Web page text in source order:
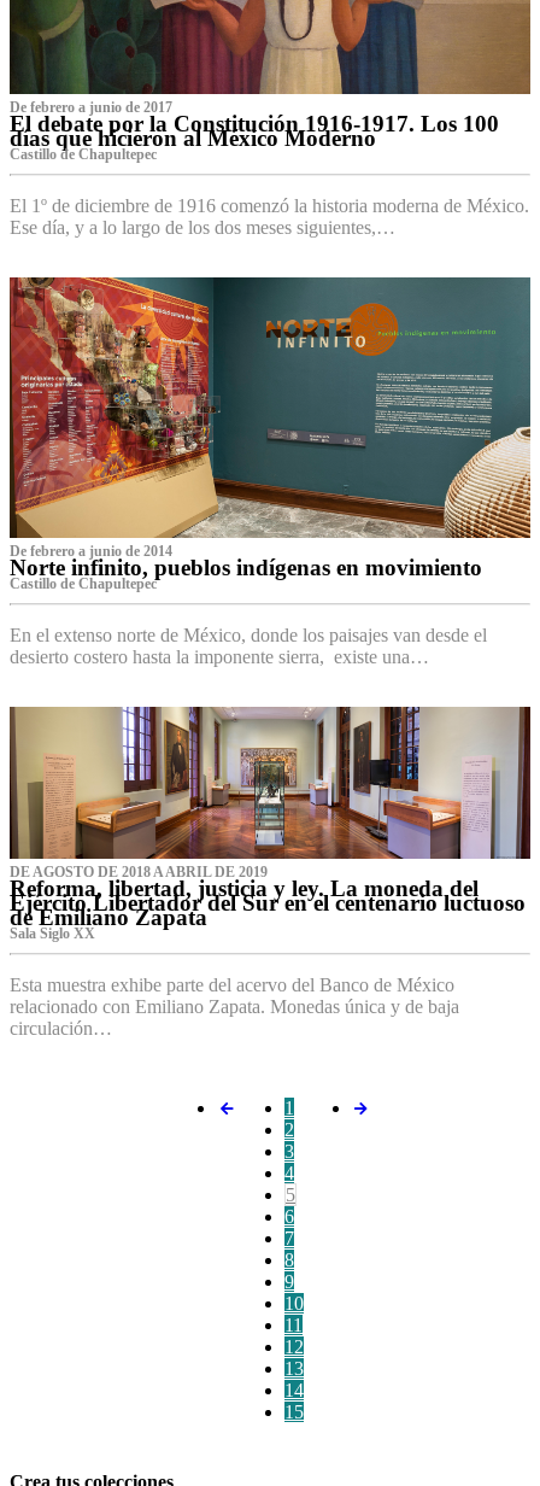
De febrero a junio de 2017
El debate por la Constitución 1916-1917. Los 100
días que hicieron al México Moderno
Castillo de Chapultepec
El 1º de diciembre de 1916 comenzó la historia moderna de México.
Ese día, y a lo largo de los dos meses siguientes,…
De febrero a junio de 2014
Norte infinito, pueblos indígenas en movimiento
Castillo de Chapultepec
En el extenso norte de México, donde los paisajes van desde el
desierto costero hasta la imponente sierra, existe una…
DE AGOSTO DE 2018 A ABRIL DE 2019
Reforma, libertad, justicia y ley. La moneda del
Ejército Libertador del Sur en el centenario luctuoso
de Emiliano Zapata
Sala Siglo XX
Esta muestra exhibe parte del acervo del Banco de México
relacionado con Emiliano Zapata. Monedas única y de baja
circulación…
1
2
3
4
5
6
7
8
9
10
11
12
13
14
15